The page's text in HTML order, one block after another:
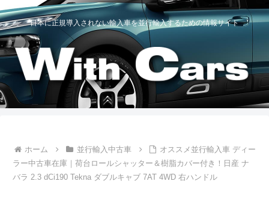
日本に正規導入されない輸入車を並行輸入するための情報サイト
ホーム 並行輸入中古車
オススメ並行輸入車 ディー
ラー中古車在庫｜荷台ロールシャッター＆樹脂カバー付き！日産 ナ
バラ 2.3 dCi190 Tekna ダブルキャブ 7AT 4WD 右ハンドル